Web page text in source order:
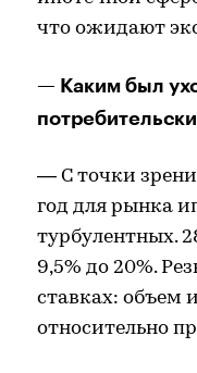
что ожидают
— Каким был
— С точки
год для рынка
турбулентных.
9,5% до 20%.
ставках: объем
относительно